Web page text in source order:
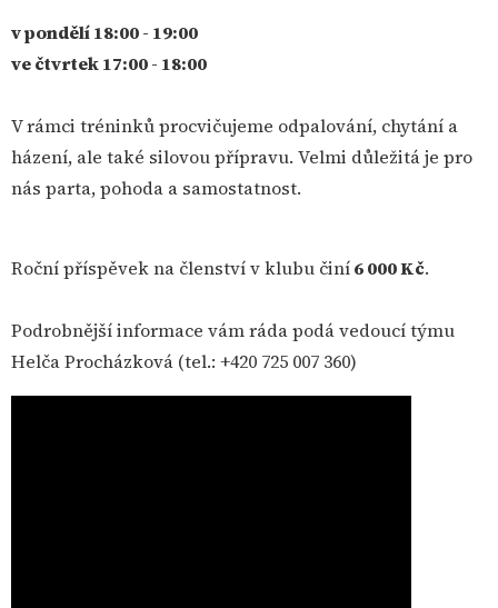
v pondělí 18:00 - 19:00
ve čtvrtek 17:00 - 18:00
V rámci tréninků procvičujeme odpalování, chytání a
házení, ale také silovou přípravu. Velmi důležitá je pro
nás parta, pohoda a samostatnost.
Roční příspěvek na členství v klubu činí6 000 Kč.
Podrobnější informace vám ráda podá vedoucí týmu
Helča Procházková (tel.: +420 725 007 360)